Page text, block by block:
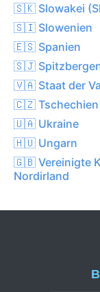
🇸🇰 Slowakei
🇸🇮 Slowenien
🇪🇸 Spanien
🇸🇯
🇻🇦 Staat der
🇨🇿 Tschechien
🇺🇦 Ukraine
🇭🇺 Ungarn
🇬🇧 Vereinigte
Nordirland